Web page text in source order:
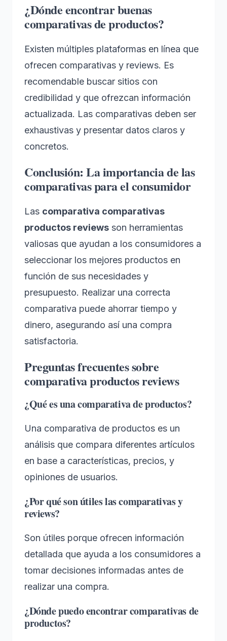
¿Dónde encontrar buenas
comparativas de productos?
Existen múltiples plataformas en línea que
ofrecen comparativas y reviews. Es
recomendable buscar sitios con
credibilidad y que ofrezcan información
actualizada. Las comparativas deben ser
exhaustivas y presentar datos claros y
concretos.
Conclusión: La importancia de las
comparativas para el consumidor
Las comparativa comparativas
productos reviews son herramientas
valiosas que ayudan a los consumidores a
seleccionar los mejores productos en
función de sus necesidades y
presupuesto. Realizar una correcta
comparativa puede ahorrar tiempo y
dinero, asegurando así una compra
satisfactoria.
Preguntas frecuentes sobre
comparativa productos reviews
¿Qué es una comparativa de productos?
Una comparativa de productos es un
análisis que compara diferentes artículos
en base a características, precios, y
opiniones de usuarios.
¿Por qué son útiles las comparativas y
reviews?
Son útiles porque ofrecen información
detallada que ayuda a los consumidores a
tomar decisiones informadas antes de
realizar una compra.
¿Dónde puedo encontrar comparativas de
productos?